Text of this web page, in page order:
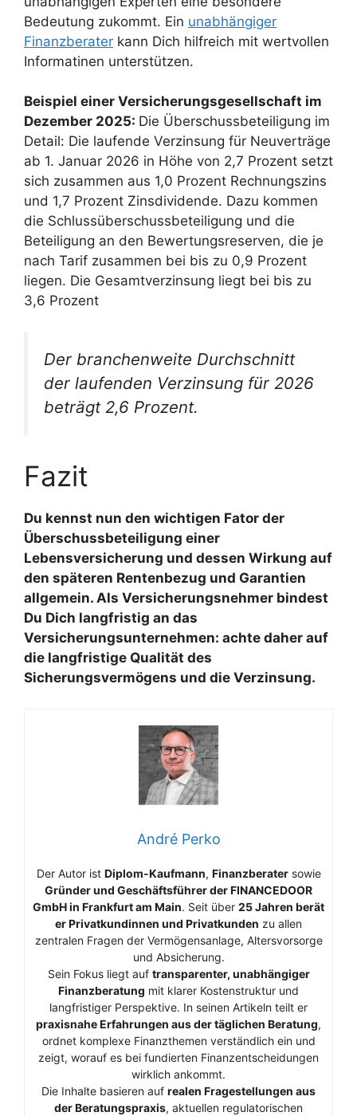
Bedeutung zukommt. Ein unabhängiger
Finanzberater kann Dich hilfreich mit wertvollen
Informatinen unterstützen.
Beispiel einer Versicherungsgesellschaft im
Dezember 2025: Die Überschussbeteiligung im
Detail: Die laufende Verzinsung für Neuverträge
ab 1. Januar 2026 in Höhe von 2,7 Prozent setzt
sich zusammen aus 1,0 Prozent Rechnungszins
und 1,7 Prozent Zinsdividende. Dazu kommen
die Schlussüberschussbeteiligung und die
Beteiligung an den Bewertungsreserven, die je
nach Tarif zusammen bei bis zu 0,9 Prozent
liegen. Die Gesamtverzinsung liegt bei bis zu
3,6 Prozent
Der branchenweite Durchschnitt
der laufenden Verzinsung für 2026
beträgt 2,6 Prozent.
Fazit
Du kennst nun den wichtigen Fator der
Überschussbeteiligung einer
Lebensversicherung und dessen Wirkung auf
den späteren Rentenbezug und Garantien
allgemein. Als Versicherungsnehmer bindest
Du Dich langfristig an das
Versicherungsunternehmen: achte daher auf
die langfristige Qualität des
Sicherungsvermögens und die Verzinsung.
André Perko
Der Autor ist Diplom-Kaufmann, Finanzberatersowie
Gründer und Geschäftsführer der FINANCEDOOR
GmbH in Frankfurt am Main. Seit über 25 Jahren berät
er Privatkundinnen und Privatkunden zu allen
zentralen Fragen der Vermögensanlage, Altersvorsorge
und Absicherung.
Sein Fokus liegt auf transparenter, unabhängiger
Finanzberatung mit klarer Kostenstruktur und
langfristiger Perspektive. In seinen Artikeln teilt er
praxisnahe Erfahrungen aus der täglichen Beratung,
ordnet komplexe Finanzthemen verständlich ein und
zeigt, worauf es bei fundierten Finanzentscheidungen
wirklich ankommt.
Die Inhalte basieren auf realen Fragestellungen aus
der Beratungspraxis, aktuellen regulatorischen